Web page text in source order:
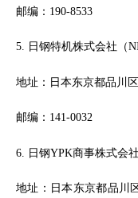
邮编：190-8533
5. 日钢特机株式会社（
地址：日本东京都品川
邮编：141-0032
6. 日钢YPK商事株式会
地址：日本东京都品川